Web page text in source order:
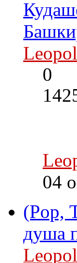
0
04
(Pop,
душа